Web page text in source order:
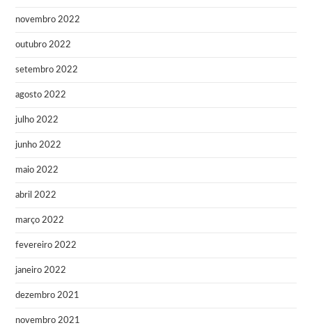
novembro 2022
outubro 2022
setembro 2022
agosto 2022
julho 2022
junho 2022
maio 2022
abril 2022
março 2022
fevereiro 2022
janeiro 2022
dezembro 2021
novembro 2021